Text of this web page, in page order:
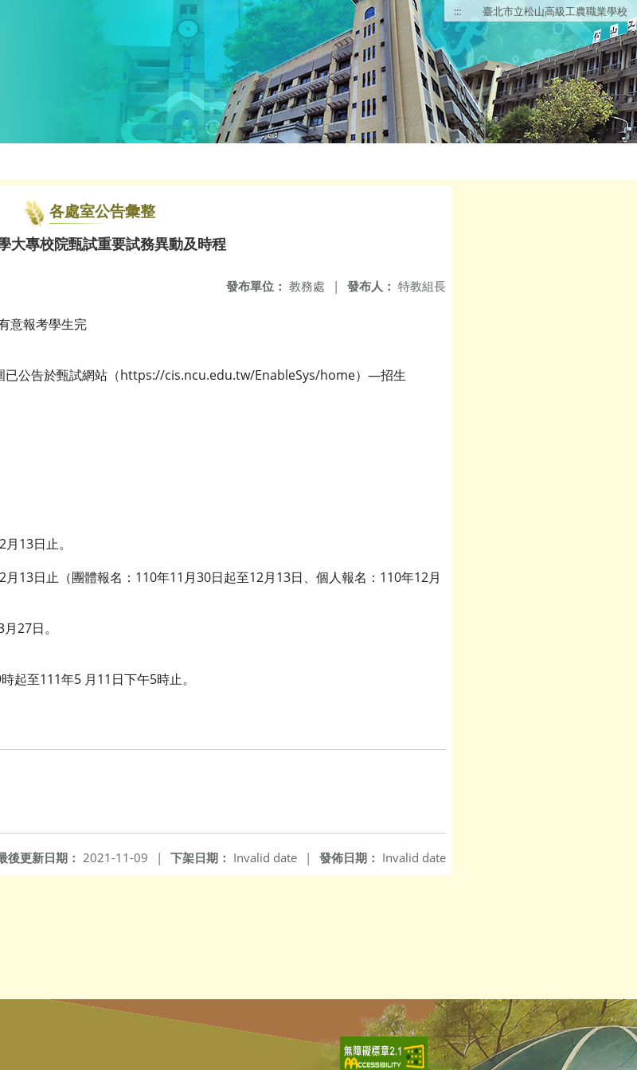
::: 臺北市立松山高級工農職業學校
各處室公告彙整
大專校院甄試重要試務異動及時程
發布人： 特教組長
發布單位： 教務處 |
意報考學生完
已公告於甄試網站（https://cis.ncu.edu.tw/EnableSys/home）—招生
13日止。
13日止（團體報名：110年11月30日起至12月13日、個人報名：110年12月
27日。
起至111年5 月11日下午5時止。
發佈日期： Invalid date
下架日期： Invalid date |
後更新日期： 2021-11-09 |